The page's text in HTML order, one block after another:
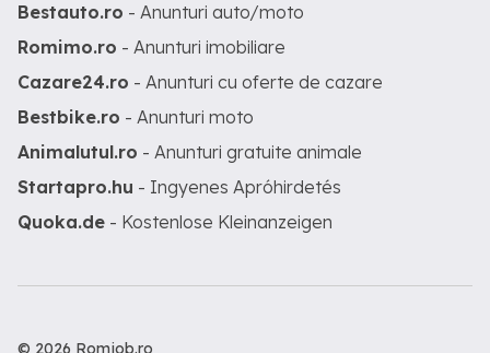
Bestauto.ro - Anunturi auto/moto
Romimo.ro - Anunturi imobiliare
Cazare24.ro - Anunturi cu oferte de cazare
Bestbike.ro - Anunturi moto
Animalutul.ro - Anunturi gratuite animale
Startapro.hu - Ingyenes Apróhirdetés
Quoka.de - Kostenlose Kleinanzeigen
© 2026 Romjob.ro